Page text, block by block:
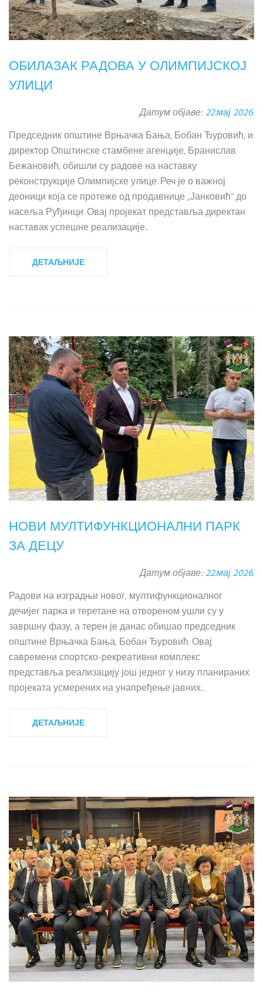
ОБИЛАЗАК РАДОВА У ОЛИМПИЈСКОЈ
УЛИЦИ
Датум објаве:22.мај 2026.
Председник општине Врњачка Бања, Бобан Ђуровић, и
директор Општинске стамбене агенције, Бранислав
Бежановић, обишли су радове на наставку
реконструкције Олимпијске улице. Реч је о важној
деоници која се протеже од продавнице „Јанковић“ до
насеља Руђинци. Овај пројекат представља директан
наставак успешне реализације...
ДЕТАЉНИЈЕ
НОВИ МУЛТИФУНКЦИОНАЛНИ ПАРК
ЗА ДЕЦУ
Датум објаве:22.мај 2026.
Радови на изградњи новог, мултифункционалног
дечијег парка и теретане на отвореном ушли су у
завршну фазу, а терен је данас обишао председник
општине Врњачка Бања, Бобан Ђуровић. Овај
савремени спортско-рекреативни комплекс
представља реализацију још једног у низу планираних
пројеката усмерених на унапређење јавних...
ДЕТАЉНИЈЕ